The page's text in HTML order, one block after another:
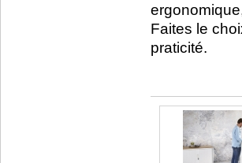
Faites le
praticité.